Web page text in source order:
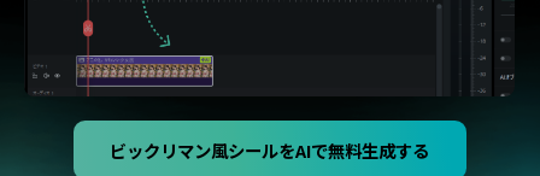
ビックリマン風シールをAIで無料生成する